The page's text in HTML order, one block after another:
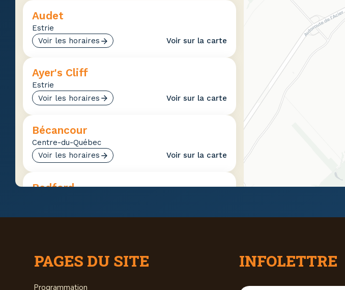
Audet
Estrie
Voir les horaires
Voir sur la carte
Ayer's Cliff
Estrie
Voir les horaires
Voir sur la carte
Bécancour
Centre-du-Québec
Voir les horaires
Voir sur la carte
Bedford
Montérégie
PAGES DU SITE
Programmation
INFOLETTRE